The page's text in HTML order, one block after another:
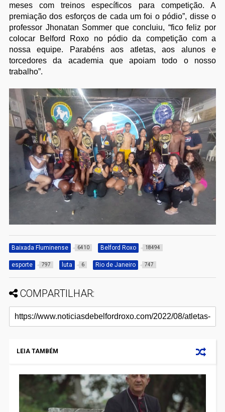
meses com treinos específicos para competição. A
premiação dos esforços de cada um foi o pódio”, disse o
professor Jhonatan Sommer que concluiu, “fico feliz por
colocar Belford Roxo no pódio da competição com a
nossa equipe. Parabéns aos atletas, aos alunos e
torcedores da academia que apoiam todo o nosso
trabalho”.
Baixada Fluminense 6410 Belford Roxo 18494
esporte 797 luta 6 Rio de Janeiro 747
COMPARTILHAR:
LEIA TAMBÉM